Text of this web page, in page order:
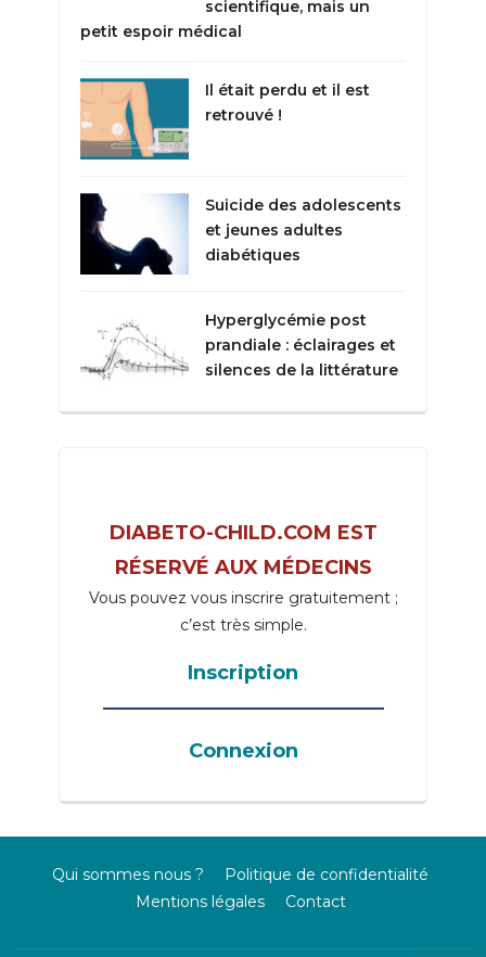
scientifique, mais un
petit espoir médical
Il était perdu et il est
retrouvé !
Suicide des adolescents
et jeunes adultes
diabétiques
Hyperglycémie post
prandiale : éclairages et
silences de la littérature
DIABETO-CHILD.COM EST
RÉSERVÉ AUX MÉDECINS
Vous pouvez vous inscrire gratuitement ;
c’est très simple.
Inscription
_____________________________________
Connexion
Qui sommes nous ?
Politique de confidentialité
Mentions légales
Contact